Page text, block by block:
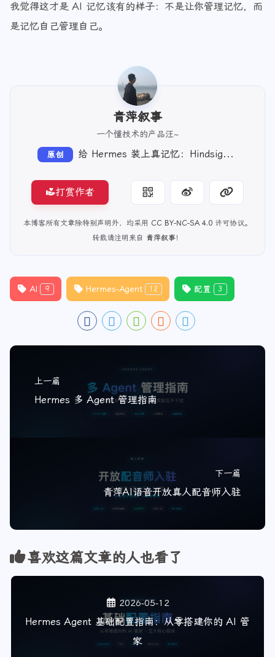
我觉得这才是 AI 记忆该有的样子：不是让你管理记忆，而
是记忆自己管理自己。
青萍叙事
一个懂技术的产品汪~
原创 给 Hermes 装上真记忆：Hindsight 上手指南
打赏作者
本博客所有文章除特别声明外，均采用 CC BY-NC-SA 4.0 许可协议。
转载请注明来自 青萍叙事！
AI 9 Hermes-Agent 12 配置 3
上一篇
Hermes 多 Agent 管理指南
下一篇
青萍AI语音开放真人配音师入驻
喜欢这篇文章的人也看了
2026-05-12
Hermes Agent 基础配置指南：从零搭建你的 AI 管
家